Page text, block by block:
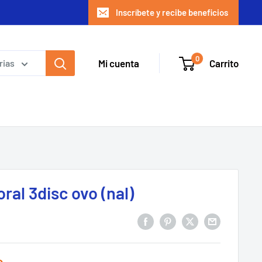
Inscríbete y recibe beneficios
Mi cuenta 0 Carrito
3disc ovo (nal)